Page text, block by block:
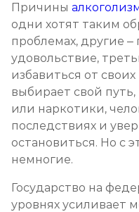
Ресоциализация
от 1 000 ₽/сеанс
Причины
одни хотят таким
проблемах, другие
удовольствие,
избавиться от
выбирает свой
или наркотики,
последствиях и
остановиться. Но с
немногие.
Государство на
уровнях усиливает